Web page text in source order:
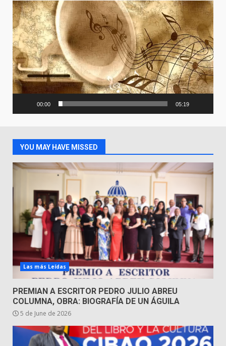
Video
Player
00:00 05:19
YOU MAY HAVE MISSED
Las más Leídas
PREMIAN A ESCRITOR PEDRO JULIO ABREU
COLUMNA, OBRA: BIOGRAFÍA DE UN ÁGUILA
5 de June de 2026